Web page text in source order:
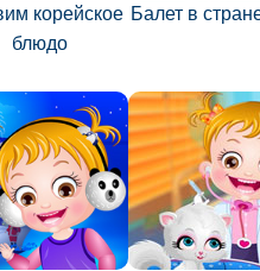
корейское
блюдо
Балет в